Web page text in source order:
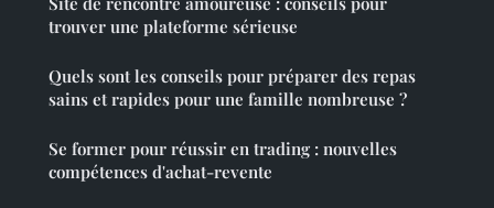
trouver une plateforme sérieuse
Quels sont les conseils pour préparer des repas
sains et rapides pour une famille nombreuse ?
Se former pour réussir en trading : nouvelles
compétences d'achat-revente